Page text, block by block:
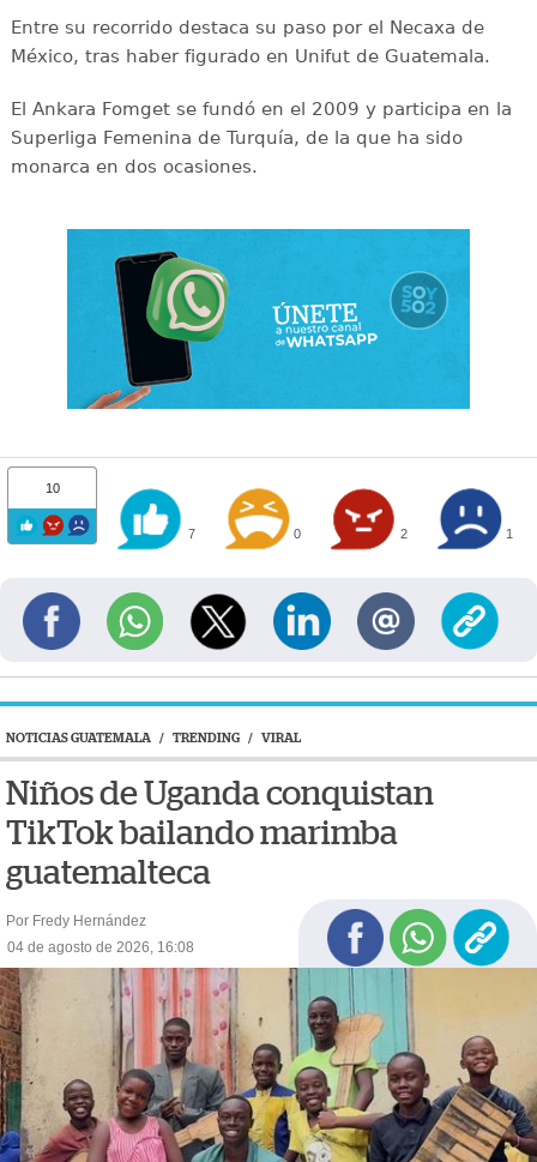
Entre su recorrido destaca su paso por el Necaxa de
México, tras haber figurado en Unifut de Guatemala.
El Ankara Fomget se fundó en el 2009 y participa en la
Superliga Femenina de Turquía, de la que ha sido
monarca en dos ocasiones.
10
7 0 2 1
NOTICIAS GUATEMALA / TRENDING / VIRAL
Niños de Uganda conquistan
TikTok bailando marimba
guatemalteca
Por Fredy Hernández
04 de agosto de 2026, 16:08